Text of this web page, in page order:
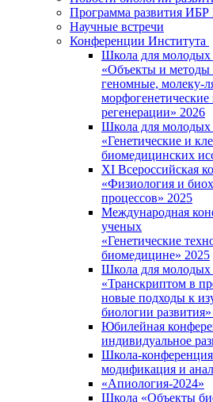
Программа развития
Научные встречи
Конференции Института
Школа для
«Объекты и методы
геномные, молеку-
регенерации» 2026
Школа для молодых
«Генетические и
биомедицинских
XI Всероссийская
«Физиология и
процессов» 2025
Международная
ученых
«Генетические
биомедицине» 2025
Школа для
«Транскриптом в
новые подходы к
биологии
Юбилейная
индивидуальное
Школа-конференция
модификация и
«Апиология-2024»
Школа «Объекты